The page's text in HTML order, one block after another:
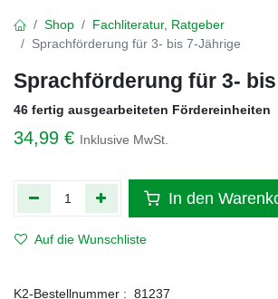
Shop
Fachliteratur, Ratgeber
Sprachförderung für 3- bis 7-Jährige
Sprachförderung für 3-
46 fertig ausgearbeiteten Fördereinheiten
34,99 € Inklusive MwSt.
In den
Auf die Wunschliste
K2-Bestellnummer : 81237